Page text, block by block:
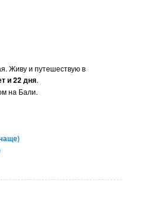
Живу и путешествую в
и 22 дня.
на Бали.